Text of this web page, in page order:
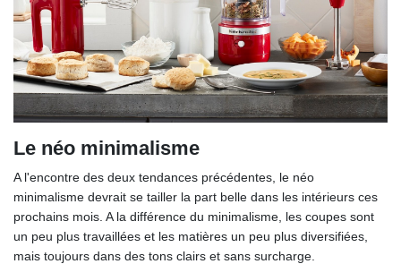
Le néo minimalisme
A l'encontre des deux tendances précédentes, le néo
minimalisme devrait se tailler la part belle dans les intérieurs ces
prochains mois. A la différence du minimalisme, les coupes sont
un peu plus travaillées et les matières un peu plus diversifiées,
mais toujours dans des tons clairs et sans surcharge.